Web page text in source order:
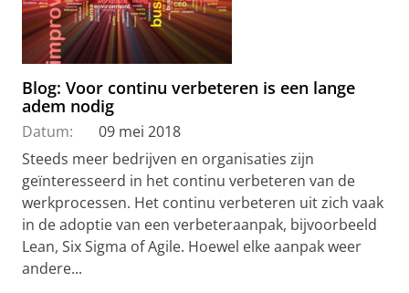
Blog: Voor continu verbeteren is een lange
adem nodig
Datum:
09 mei 2018
Steeds meer bedrijven en organisaties zijn
geïnteresseerd in het continu verbeteren van de
werkprocessen. Het continu verbeteren uit zich vaak
in de adoptie van een verbeteraanpak, bijvoorbeeld
Lean, Six Sigma of Agile. Hoewel elke aanpak weer
andere...